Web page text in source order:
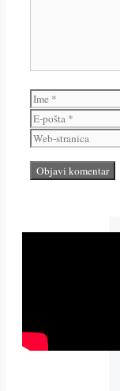
Ime